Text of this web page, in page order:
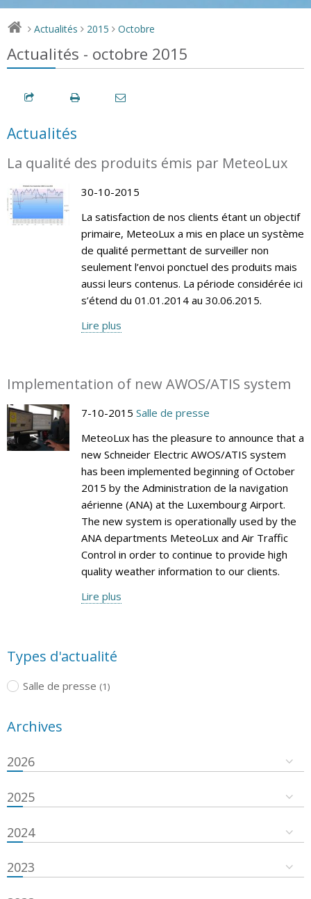
> Actualités > 2015 > Octobre
Actualités - octobre 2015
Actualités
La qualité des produits émis par MeteoLux
30-10-2015
La satisfaction de nos clients étant un objectif
primaire, MeteoLux a mis en place un système
de qualité permettant de surveiller non
seulement l’envoi ponctuel des produits mais
aussi leurs contenus. La période considérée ici
s’étend du 01.01.2014 au 30.06.2015.
Lire plus
Implementation of new AWOS/ATIS system
7-10-2015 Salle de presse
MeteoLux has the pleasure to announce that a
new Schneider Electric AWOS/ATIS system
has been implemented beginning of October
2015 by the Administration de la navigation
aérienne (ANA) at the Luxembourg Airport.
The new system is operationally used by the
ANA departments MeteoLux and Air Traffic
Control in order to continue to provide high
quality weather information to our clients.
Lire plus
Types d'actualité
Salle de presse (1)
Archives
2026
2025
2024
2023